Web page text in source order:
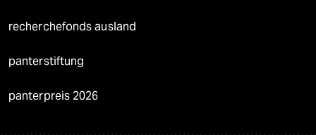
recherchefonds ausland
panterstiftung
panterpreis 2026